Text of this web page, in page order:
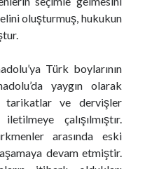
oluşturmuş, hukukun
Türk boylarının
yaygın olarak
tarikatlar ve dervişler
çalışılmıştır.
arasında eski
devam etmiştir.